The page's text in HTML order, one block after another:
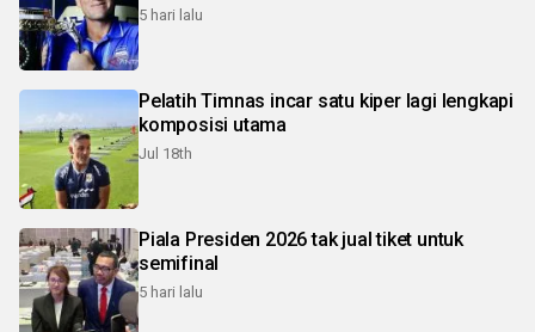
5 hari lalu
Pelatih Timnas incar satu kiper lagi lengkapi
komposisi utama
Jul 18th
Piala Presiden 2026 tak jual tiket untuk
semifinal
5 hari lalu